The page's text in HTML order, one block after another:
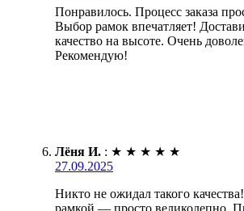
Понравилось. Процесс заказа
Выбор рамок впечатляет!
качество на высоте. Очень
Рекомендую!
Лёня И. : ★ ★ ★ ★ ★
27.09.2025
Никто не ожидал такого
рамкой — просто великолепно.